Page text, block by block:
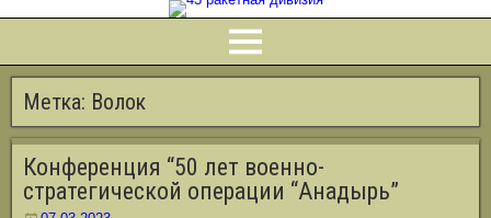
Метка: Волок
Конференция “50 лет военно-
стратегической операции “Анадырь”